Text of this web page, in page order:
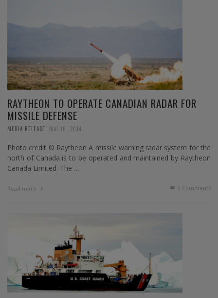
RAYTHEON TO OPERATE CANADIAN RADAR FOR
MISSILE DEFENSE
MEDIA RELEASE MAI 19, 2014
Photo credit © Raytheon A missile warning radar system for the
north of Canada is to be operated and maintained by Raytheon
Canada Limited. The …
Read more 0 Comments